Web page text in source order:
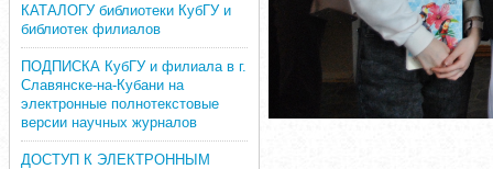
КАТАЛОГУ библиотеки КубГУ и
библиотек филиалов
ПОДПИСКА КубГУ и филиала в г.
Славянске-на-Кубани на
электронные полнотекстовые
версии научных журналов
ДОСТУП К ЭЛЕКТРОННЫМ